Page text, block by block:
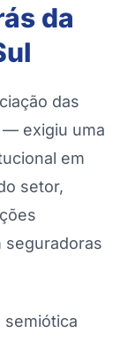
da
das
— exigiu uma
em
setor,
seguradoras
semiótica